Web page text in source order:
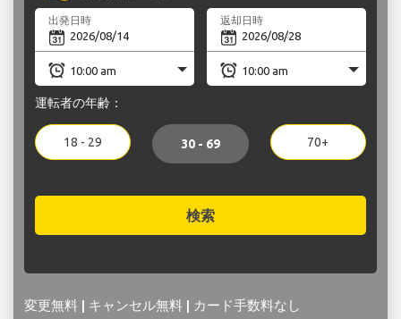
出発日時 返却日時
運転者の年齢：
18 - 29 30 - 69 70+
検索
変更無料 | キャンセル無料 | カード手数料なし